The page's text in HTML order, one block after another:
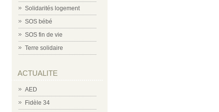
Solidarités logement
SOS bébé
SOS fin de vie
Terre solidaire
ACTUALITE
AED
Fidèle 34